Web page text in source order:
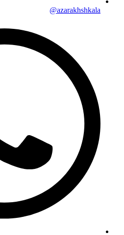
azarakhshkala@